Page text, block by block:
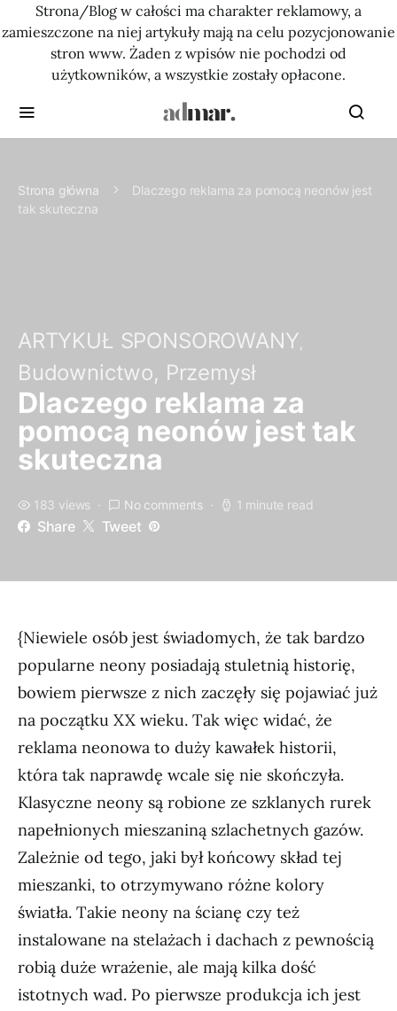
Strona/Blog w całości ma charakter reklamowy, a
zamieszczone na niej artykuły mają na celu pozycjonowanie
stron www. Żaden z wpisów nie pochodzi od
użytkowników, a wszystkie zostały opłacone.
Strona główna
Dlaczego reklama za pomocą neonów jest
tak skuteczna
ARTYKUŁ SPONSOROWANY
Budownictwo, Przemysł
Dlaczego reklama za
pomocą neonów jest tak
skuteczna
183 views No comments 1 minute read
Share Tweet
{Niewiele osób jest świadomych, że tak bardzo
popularne neony posiadają stuletnią historię,
bowiem pierwsze z nich zaczęły się pojawiać już
na początku XX wieku. Tak więc widać, że
reklama neonowa to duży kawałek historii,
która tak naprawdę wcale się nie skończyła.
Klasyczne neony są robione ze szklanych rurek
napełnionych mieszaniną szlachetnych gazów.
Zależnie od tego, jaki był końcowy skład tej
mieszanki, to otrzymywano różne kolory
światła. Takie neony na ścianę czy też
instalowane na stelażach i dachach z pewnością
robią duże wrażenie, ale mają kilka dość
istotnych wad. Po pierwsze produkcja ich jest